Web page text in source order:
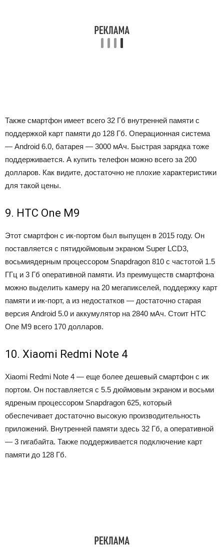
Также смартфон имеет всего 32 Гб внутренней памяти с
поддержкой карт памяти до 128 Гб. Операционная система
— Android 6.0, батарея — 3000 мАч. Быстрая зарядка тоже
поддерживается. А купить телефон можно всего за 200
долларов. Как видите, достаточно не плохие характеристики
для такой цены.
9. HTC One M9
Этот смартфон с ик-портом был выпущен в 2015 году. Он
поставляется с пятидюймовым экраном Super LCD3,
восьмиядерным процессором Snapdragon 810 с частотой 1.5
ГГц и 3 Гб оперативной памяти. Из преимуществ смартфона
можно выделить камеру на 20 мегапикселей, поддержку карт
памяти и ик-порт, а из недостатков — достаточно старая
версия Android 5.0 и аккумулятор на 2840 мАч. Стоит HTC
One M9 всего 170 долларов.
10. Xiaomi Redmi Note 4
Xiaomi Redmi Note 4 — еще более дешевый смартфон с ик
портом. Он поставляется с 5.5 дюймовым экраном и восьми
ядреным процессором Snapdragon 625, который
обеспечивает достаточно высокую производительность
приложений. Внутренней памяти здесь 32 Гб, а оперативной
— 3 гигабайта. Также поддерживается подключение карт
памяти до 128 Гб.